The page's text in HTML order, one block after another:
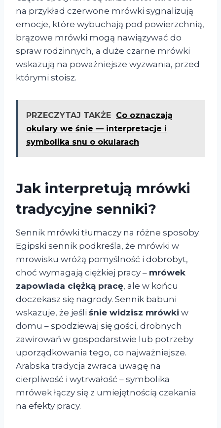
na przykład czerwone mrówki sygnalizują
emocje, które wybuchają pod powierzchnią,
brązowe mrówki mogą nawiązywać do
spraw rodzinnych, a duże czarne mrówki
wskazują na poważniejsze wyzwania, przed
którymi stoisz.
PRZECZYTAJ TAKŻE Co oznaczają
okulary we śnie — interpretacje i
symbolika snu o okularach
Jak interpretują mrówki
tradycyjne senniki?
Sennik mrówki tłumaczy na różne sposoby.
Egipski sennik podkreśla, że mrówki w
mrowisku wróżą pomyślność i dobrobyt,
choć wymagają ciężkiej pracy – mrówek
zapowiada ciężką pracę, ale w końcu
doczekasz się nagrody. Sennik babuni
wskazuje, że jeśli śnie widzisz mrówki w
domu – spodziewaj się gości, drobnych
zawirowań w gospodarstwie lub potrzeby
uporządkowania tego, co najważniejsze.
Arabska tradycja zwraca uwagę na
cierpliwość i wytrwałość – symbolika
mrówek łączy się z umiejętnością czekania
na efekty pracy.